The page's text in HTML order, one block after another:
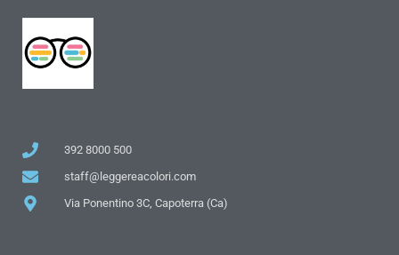
392 8000 500
staff@leggereacolori.com
Via Ponentino 3C, Capoterra (Ca)